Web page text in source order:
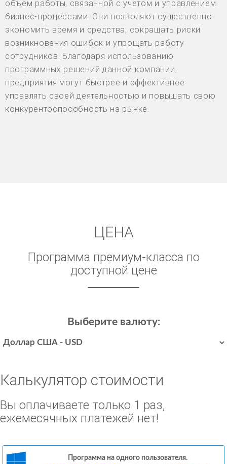
объем работы, связанной с учетом и управлением
бизнес-процессами. Они позволяют существенно
экономить время и средства, сокращать риски
возникновения ошибок и упрощать работу
сотрудников. Благодаря использованию
программных решений данной компании,
предприятия могут быстрее и эффективнее
управлять своей деятельностью и повышать свою
конкурентоспособность на рынке.
ЦЕНА
Программа премиум-класса по
доступной цене
Выберите валюту:
Калькулятор стоимости
Вы оплачиваете только 1 раз,
ежемесячных платежей нет!
Программа на одного пользователя.